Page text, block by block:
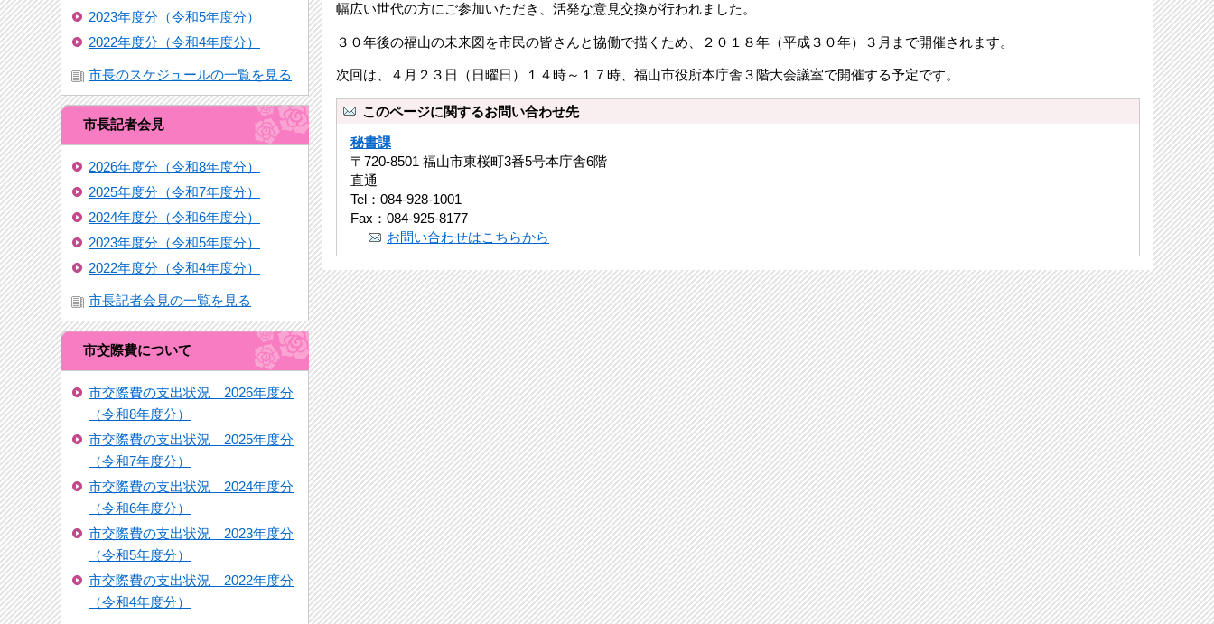
2023年度分（令和5年度分）
2022年度分（令和4年度分）
市長のスケジュールの一覧を見る
市長記者会見
2026年度分（令和8年度分）
2025年度分（令和7年度分）
2024年度分（令和6年度分）
2023年度分（令和5年度分）
2022年度分（令和4年度分）
市長記者会見の一覧を見る
市交際費について
市交際費の支出状況 2026年度分
（令和8年度分）
市交際費の支出状況 2025年度分
（令和7年度分）
市交際費の支出状況 2024年度分
（令和6年度分）
市交際費の支出状況 2023年度分
（令和5年度分）
市交際費の支出状況 2022年度分
（令和4年度分）
幅広い世代の方にご参加いただき、活発な意見交換が行われました。
３０年後の福山の未来図を市民の皆さんと協働で描くため、２０１８年（平成３０年）３月まで開催されます。
次回は、４月２３日（日曜日）１４時～１７時、福山市役所本庁舎３階大会議室で開催する予定です。
このページに関するお問い合わせ先
秘書課
〒720-8501 福山市東桜町3番5号本庁舎6階
直通
Tel：084-928-1001
Fax：084-925-8177
お問い合わせはこちらから